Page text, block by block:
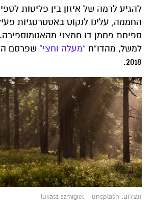
להגיע לרמה של איזון בין פליטות
החממה, עלינו לנקוט באסטרטגיות
ספיחת פחמן דו חמצני
למשל, מהדו"ח "מעלה וחצי" שפרסם
2018.
תצלום: lukasz szmigiel – unsplash